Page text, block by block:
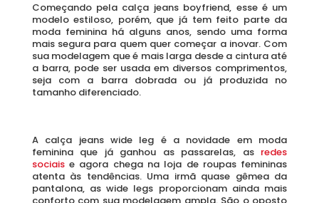
Começando pela calça jeans boyfriend, esse é um
modelo estiloso, porém, que já tem feito parte da
moda feminina há alguns anos, sendo uma forma
mais segura para quem quer começar a inovar. Com
sua modelagem que é mais larga desde a cintura até
a barra, pode ser usada em diversos comprimentos,
seja com a barra dobrada ou já produzida no
tamanho diferenciado.
A calça jeans wide leg é a novidade em moda
feminina que já ganhou as passarelas, as redes
sociais e agora chega na loja de roupas femininas
atenta às tendências. Uma irmã quase gêmea da
pantalona, as wide legs proporcionam ainda mais